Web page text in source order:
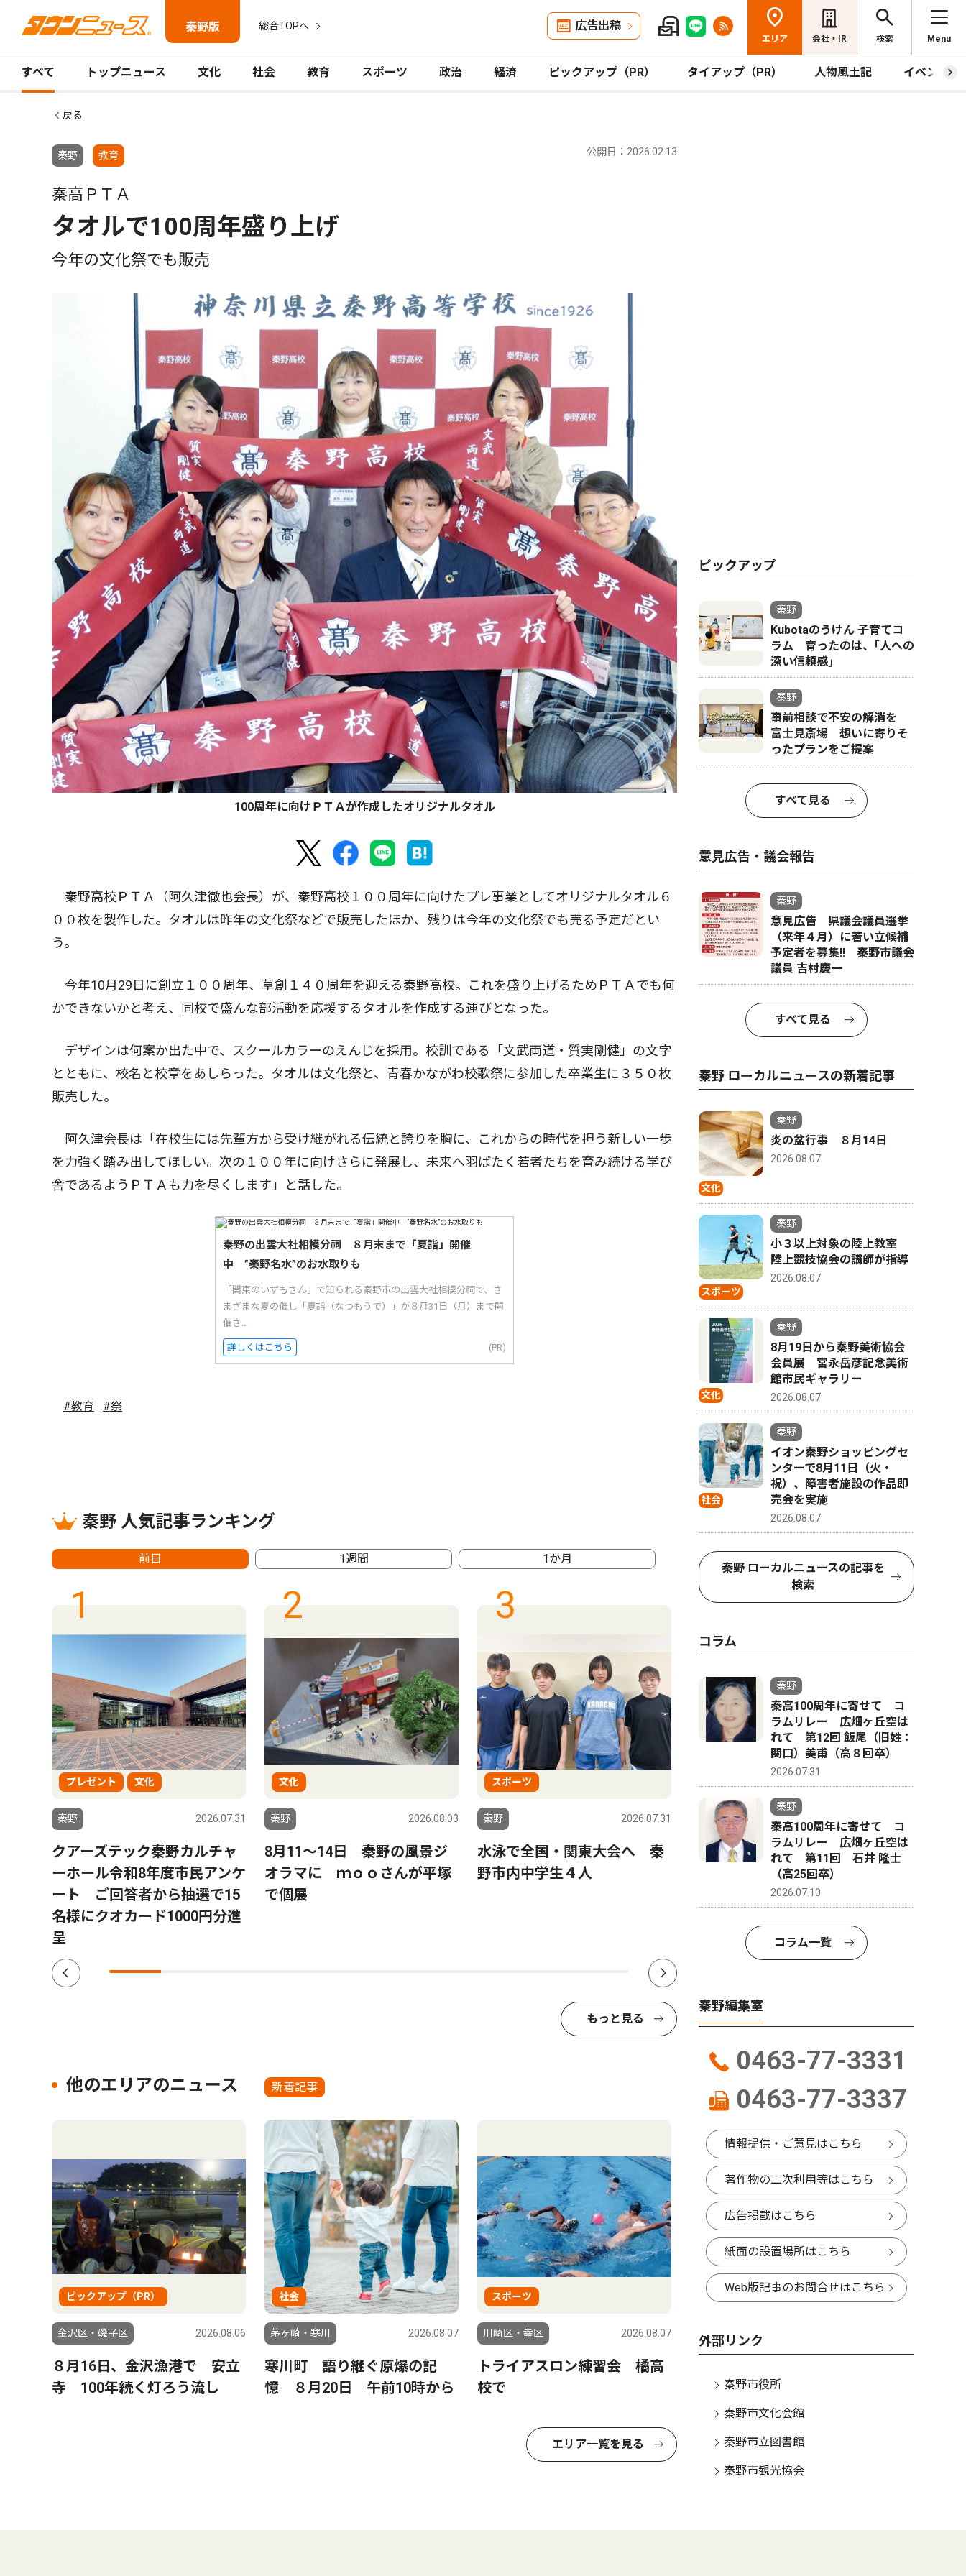
秦野版 総合TOPへ 広告出稿
エリア 会社・IR 検索 Menu
すべて トップニュース 文化 社会 教育 スポーツ 政治 経済 ピックアップ（PR） タイアップ（PR） 人物風土記 イベント
戻る
秦野 教育 公開日：2026.02.13
秦高ＰＴＡ
タオルで100周年盛り上げ
今年の文化祭でも販売
100周年に向けＰＴＡが作成したオリジナルタオル
秦野高校ＰＴＡ（阿久津徹也会長）が、秦野高校１００周年に向けたプレ事業としてオリジナルタオル６
００枚を製作した。タオルは昨年の文化祭などで販売したほか、残りは今年の文化祭でも売る予定だとい
う。
今年10月29日に創立１００周年、草創１４０周年を迎える秦野高校。これを盛り上げるためＰＴＡでも何
かできないかと考え、同校で盛んな部活動を応援するタオルを作成する運びとなった。
デザインは何案か出た中で、スクールカラーのえんじを採用。校訓である「文武両道・質実剛健」の文字
とともに、校名と校章をあしらった。タオルは文化祭と、青春かながわ校歌祭に参加した卒業生に３５０枚
販売した。
阿久津会長は「在校生には先輩方から受け継がれる伝統と誇りを胸に、これからの時代を担う新しい一歩
を力強く踏み出してほしい。次の１００年に向けさらに発展し、未来へ羽ばたく若者たちを育み続ける学び
舎であるようＰＴＡも力を尽くします」と話した。
秦野の出雲大社相模分祠 ８月末まで「夏詣」開催
中 ”秦野名水”のお水取りも
「関東のいずもさん」で知られる秦野市の出雲大社相模分祠で、さ
まざまな夏の催し「夏詣（なつもうで）」が８月31日（月）まで開
催さ...
詳しくはこちら (PR)
#教育 #祭
秦野 人気記事ランキング
前日 1週間 1か月
1
プレゼント 文化
秦野 2026.07.31
クアーズテック秦野カルチャ
ーホール令和8年度市民アンケ
ート ご回答者から抽選で15
名様にクオカード1000円分進
呈
2
文化
秦野 2026.08.03
8月11〜14日 秦野の風景ジ
オラマに ｍｏｏさんが平塚
で個展
3
スポーツ
秦野 2026.07.31
水泳で全国・関東大会へ 秦
野市内中学生４人
4
秦野 2026.07.31
延長戦制しコメッツ優勝 な
かしん旗争奪野球大会
秦野市戸
もっと見る
他のエリアのニュース 新着記事
ピックアップ（PR）
金沢区・磯子区 2026.08.06
８月16日、金沢漁港で 安立
寺 100年続く灯ろう流し
社会
茅ヶ崎・寒川 2026.08.07
寒川町 語り継ぐ原爆の記
憶 ８月20日 午前10時から
スポーツ
川崎区・幸区 2026.08.07
トライアスロン練習会 橘高
校で
エリア一覧を見る
ピックアップ
秦野
Kubotaのうけん 子育てコ
ラム 育ったのは、｢人への
深い信頼感｣
秦野
事前相談で不安の解消を
富士見斎場 想いに寄りそ
ったプランをご提案
すべて見る
意見広告・議会報告
秦野
意見広告 県議会議員選挙
（来年４月）に若い立候補
予定者を募集‼ 秦野市議会
議員 吉村慶一
すべて見る
秦野 ローカルニュースの新着記事
文化
秦野
炎の盆行事 ８月14日
2026.08.07
スポーツ
秦野
小３以上対象の陸上教室
陸上競技協会の講師が指導
2026.08.07
文化
秦野
8月19日から秦野美術協会
会員展 宮永岳彦記念美術
館市民ギャラリー
2026.08.07
社会
秦野
イオン秦野ショッピングセ
ンターで8月11日（火・
祝）、障害者施設の作品即
売会を実施
2026.08.07
秦野 ローカルニュースの記事を
検索
コラム
秦野
秦高100周年に寄せて コ
ラムリレー 広畑ヶ丘空は
れて 第12回 飯尾（旧姓：
関口）美甫（高８回卒）
2026.07.31
秦野
秦高100周年に寄せて コ
ラムリレー 広畑ヶ丘空は
れて 第11回 石井 隆士
（高25回卒）
2026.07.10
コラム一覧
秦野編集室
0463-77-3331
0463-77-3337
情報提供・ご意見はこちら
著作物の二次利用等はこちら
広告掲載はこちら
紙面の設置場所はこちら
Web版記事のお問合せはこちら
外部リンク
秦野市役所
秦野市文化会館
秦野市立図書館
秦野市観光協会